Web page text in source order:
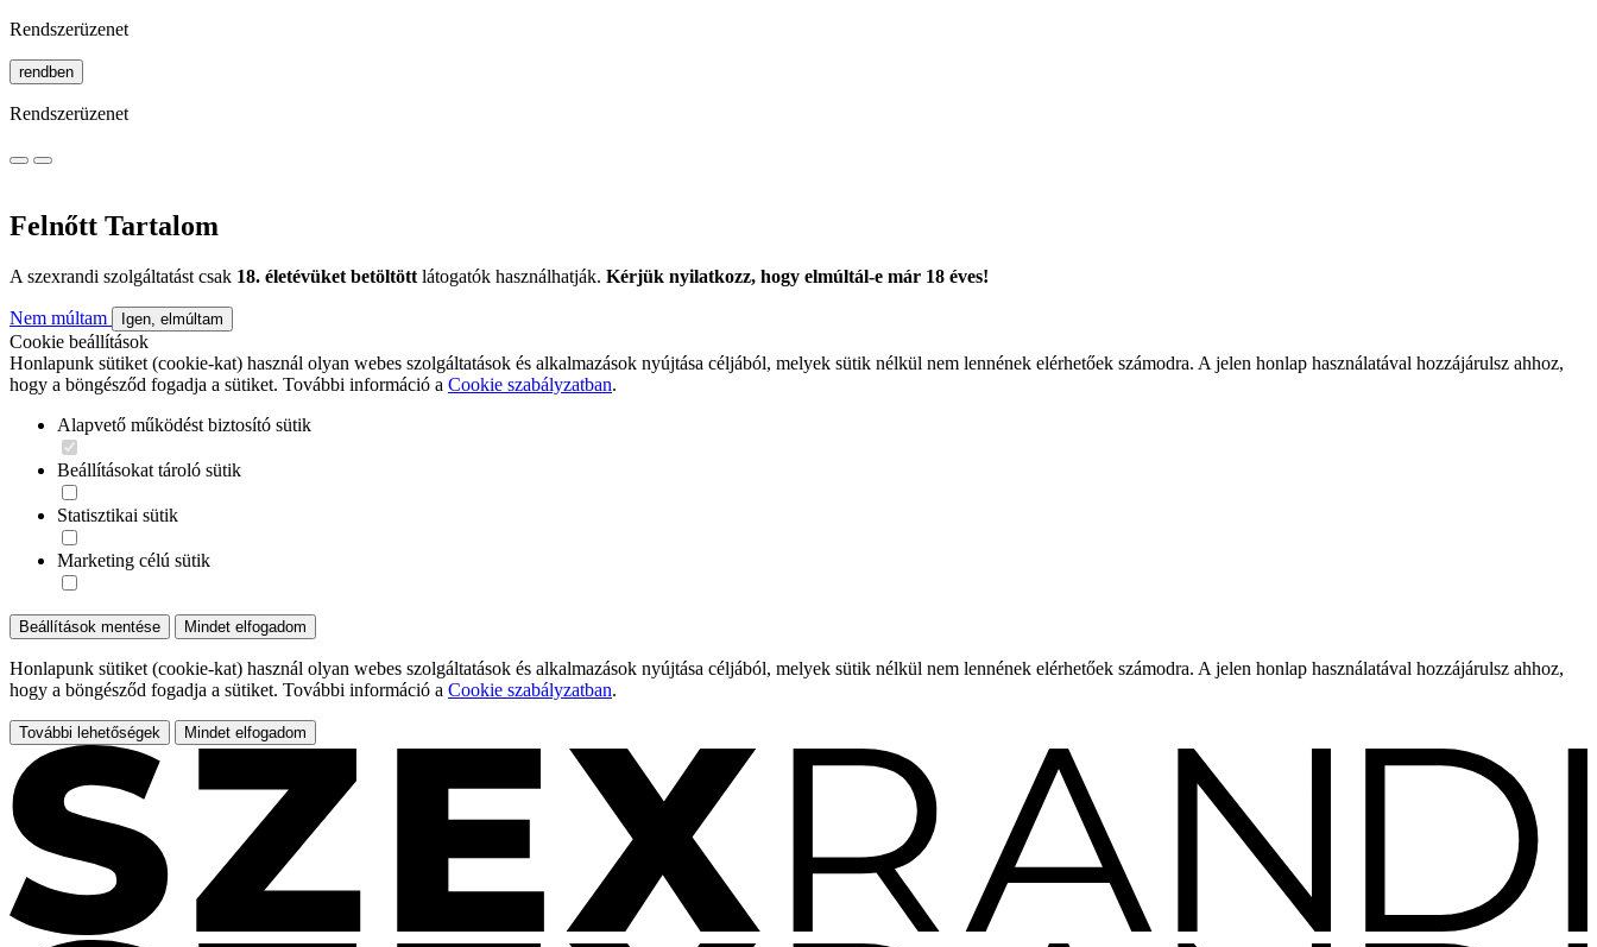
Rendszerüzenet
rendben
Rendszerüzenet
Felnőtt Tartalom
A szexrandi szolgáltatást csak 18. életévüket betöltött látogatók használhatják. Kérjük nyilatkozz, hogy elmúltál-e már 18 éves!
Nem múltam Igen, elmúltam
Cookie beállítások
Honlapunk sütiket (cookie-kat) használ olyan webes szolgáltatások és alkalmazások nyújtása céljából, melyek sütik nélkül nem lennének elérhetőek számodra. A jelen honlap használatával hozzájárulsz ahhoz,
hogy a böngésződ fogadja a sütiket. További információ a Cookie szabályzatban.
Alapvető működést biztosító sütik
Beállításokat tároló sütik
Statisztikai sütik
Marketing célú sütik
Beállítások mentése Mindet elfogadom
Honlapunk sütiket (cookie-kat) használ olyan webes szolgáltatások és alkalmazások nyújtása céljából, melyek sütik nélkül nem lennének elérhetőek számodra. A jelen honlap használatával hozzájárulsz ahhoz,
hogy a böngésződ fogadja a sütiket. További információ a Cookie szabályzatban.
További lehetőségek Mindet elfogadom